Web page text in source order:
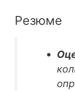
Резюме